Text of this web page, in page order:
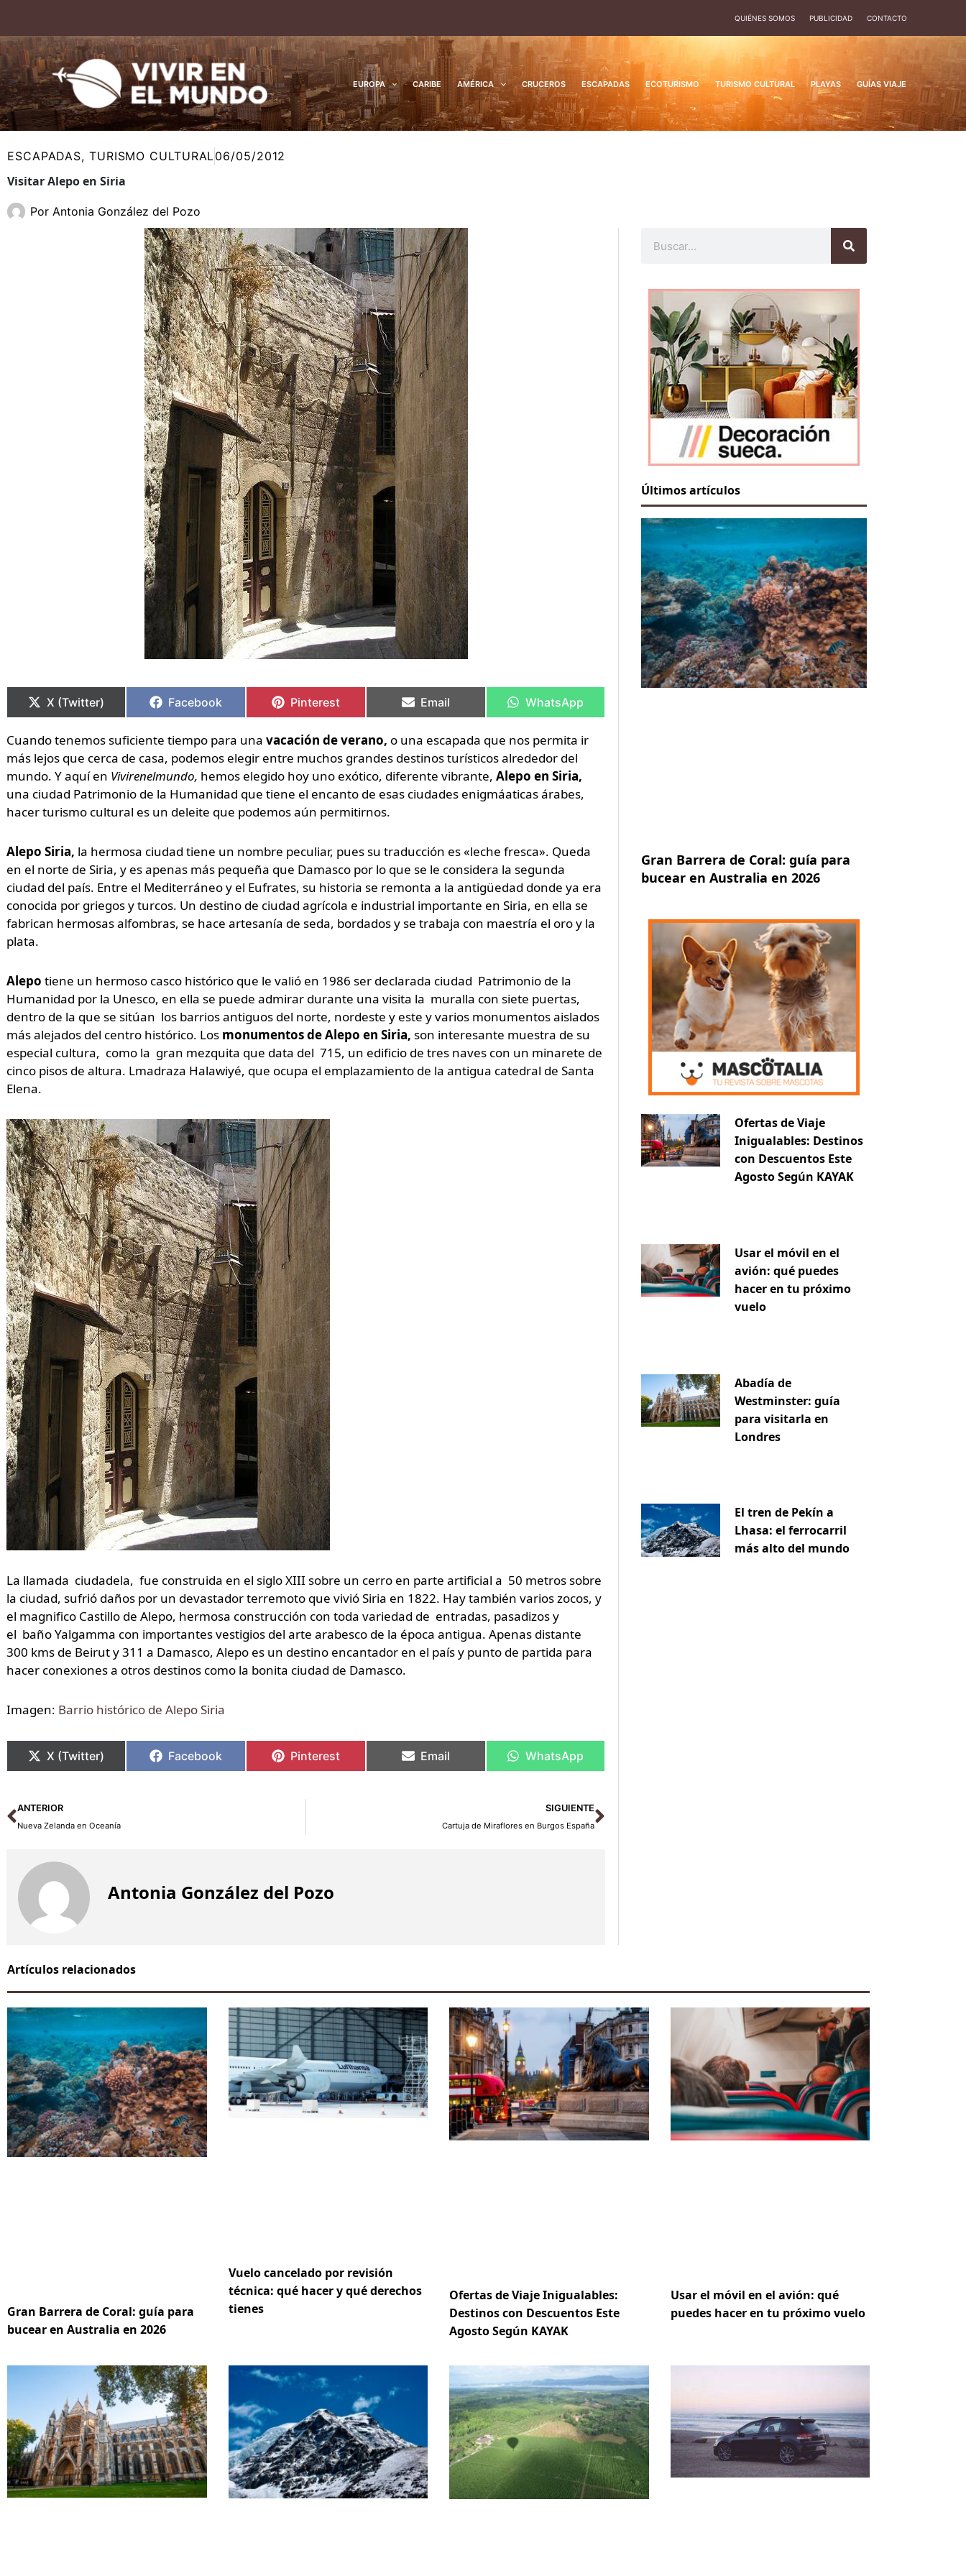
contenido
QUIÉNES SOMOS PUBLICIDAD CONTACTO
EUROPA CARIBE AMÉRICA CRUCEROS ESCAPADAS ECOTURISMO TURISMO CULTURAL PLAYAS GUÍAS VIAJE
ESCAPADAS, TURISMO CULTURAL06/05/2012
Visitar Alepo en Siria
Por Antonia González del Pozo
en
X (Twitter)
en
Facebook
en
Pinterest
en
Email
en
WhatsApp
Cuando tenemos suficiente tiempo para una vacación de verano, o una escapada que nos permita ir
más lejos que cerca de casa, podemos elegir entre muchos grandes destinos turísticos alrededor del
mundo. Y aquí en Vivirenelmundo, hemos elegido hoy uno exótico, diferente vibrante, Alepo en Siria,
una ciudad Patrimonio de la Humanidad que tiene el encanto de esas ciudades enigmáaticas árabes,
hacer turismo cultural es un deleite que podemos aún permitirnos.
Alepo Siria, la hermosa ciudad tiene un nombre peculiar, pues su traducción es «leche fresca». Queda
en el norte de Siria, y es apenas más pequeña que Damasco por lo que se le considera la segunda
ciudad del país. Entre el Mediterráneo y el Eufrates, su historia se remonta a la antigüedad donde ya era
conocida por griegos y turcos. Un destino de ciudad agrícola e industrial importante en Siria, en ella se
fabrican hermosas alfombras, se hace artesanía de seda, bordados y se trabaja con maestría el oro y la
plata.
Alepo tiene un hermoso casco histórico que le valió en 1986 ser declarada ciudad Patrimonio de la
Humanidad por la Unesco, en ella se puede admirar durante una visita la muralla con siete puertas,
dentro de la que se sitúan los barrios antiguos del norte, nordeste y este y varios monumentos aislados
más alejados del centro histórico. Los monumentos de Alepo en Siria, son interesante muestra de su
especial cultura, como la gran mezquita que data del 715, un edificio de tres naves con un minarete de
cinco pisos de altura. Lmadraza Halawiyé, que ocupa el emplazamiento de la antigua catedral de Santa
Elena.
La llamada ciudadela, fue construida en el siglo XIII sobre un cerro en parte artificial a 50 metros sobre
la ciudad, sufrió daños por un devastador terremoto que vivió Siria en 1822. Hay también varios zocos, y
el magnifico Castillo de Alepo, hermosa construcción con toda variedad de entradas, pasadizos y
el baño Yalgamma con importantes vestigios del arte arabesco de la época antigua. Apenas distante
300 kms de Beirut y 311 a Damasco, Alepo es un destino encantador en el país y punto de partida para
hacer conexiones a otros destinos como la bonita ciudad de Damasco.
Imagen: Barrio histórico de Alepo Siria
en
X (Twitter)
en
Facebook
en
Pinterest
en
Email
en
WhatsApp
Ant
ANTERIOR
Nueva Zelanda en Oceanía
SIGUIENTE
Cartuja de Miraflores en Burgos España
Siguiente
Antonia González del Pozo
Últimos artículos
Gran Barrera de Coral: guía para
bucear en Australia en 2026
Ofertas de Viaje
Inigualables: Destinos
con Descuentos Este
Agosto Según KAYAK
Usar el móvil en el
avión: qué puedes
hacer en tu próximo
vuelo
Abadía de
Westminster: guía
para visitarla en
Londres
El tren de Pekín a
Lhasa: el ferrocarril
más alto del mundo
Artículos relacionados
Gran Barrera de Coral: guía para
bucear en Australia en 2026
Vuelo cancelado por revisión
técnica: qué hacer y qué derechos
tienes
Ofertas de Viaje Inigualables:
Destinos con Descuentos Este
Agosto Según KAYAK
Usar el móvil en el avión: qué
puedes hacer en tu próximo vuelo